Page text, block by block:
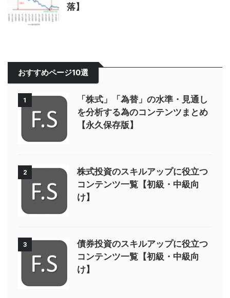
落】
おすすめページ10選
1
「株式」「為替」の水準・見通し
を分析する為のコンテンツまとめ
【永久保存版】
2
株式投資のスキルアップに役立つ
コンテンツ一覧【初級・中級向
け】
3
債券投資のスキルアップに役立つ
コンテンツ一覧【初級・中級向
け】